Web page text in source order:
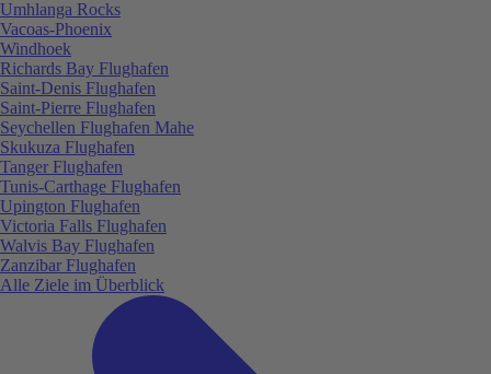
Umhlanga Rocks
Vacoas-Phoenix
Windhoek
Richards Bay Flughafen
Saint-Denis Flughafen
Saint-Pierre Flughafen
Seychellen Flughafen Mahe
Skukuza Flughafen
Tanger Flughafen
Tunis-Carthage Flughafen
Upington Flughafen
Victoria Falls Flughafen
Walvis Bay Flughafen
Zanzibar Flughafen
Alle Ziele im Überblick